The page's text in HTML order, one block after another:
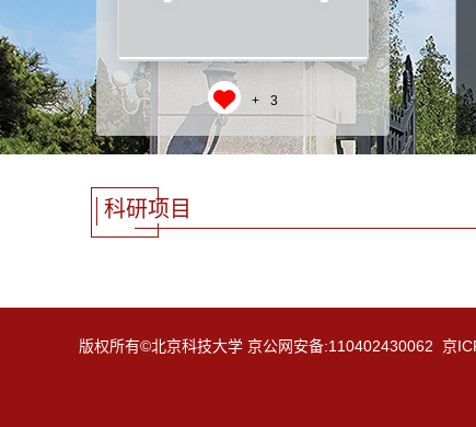
+ 3
科研项目
版权所有©北京科技大学 京公网安备:110402430062 京